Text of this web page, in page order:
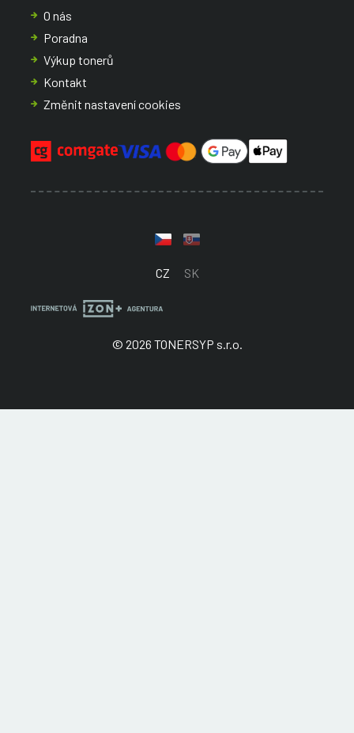
O nás
Poradna
Výkup tonerů
Kontakt
Změnit nastavení cookies
CZ SK
© 2026 TONERSYP s.r.o.